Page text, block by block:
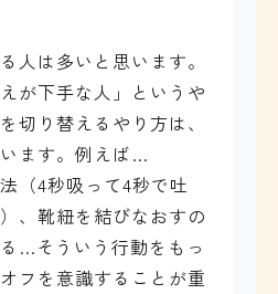
人は多いと思います。
が下手な人」というや
切り替えるやり方は、
ます。例えば…
（4秒吸って4秒で吐
、靴紐を結びなおすの
…そういう行動をもっ
フを意識することが重